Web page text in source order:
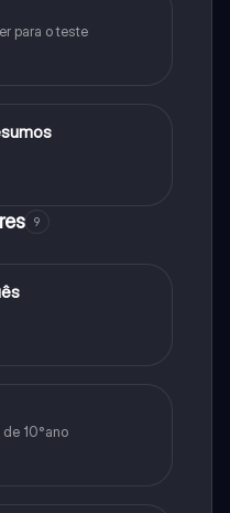
para o teste
9
10°ano